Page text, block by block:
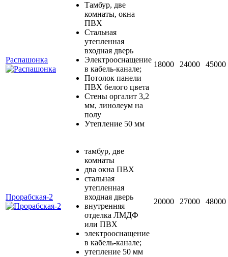
Распашонка
Тамбур, две
комнаты, окна
ПВХ
Стальная
утепленная
входная дверь
Электрооснащение
в кабель-канале;
Потолок панели
ПВХ белого цвета
Стены оргалит 3,2
мм, линолеум на
полу
Утепление 50 мм
18000 24000 45000
Прорабская-2
тамбур, две
комнаты
два окна ПВХ
стальная
утепленная
входная дверь
внутренняя
отделка ЛМДФ
или ПВХ
электрооснащение
в кабель-канале;
утепление 50 мм
20000 27000 48000